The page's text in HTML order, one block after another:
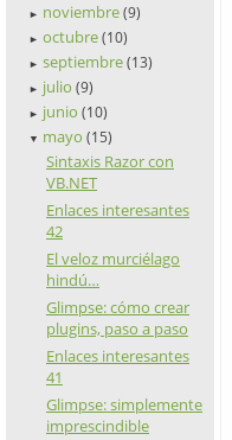
► noviembre (9)
► octubre (10)
► septiembre (13)
► julio (9)
► junio (10)
▼ mayo (15)
Sintaxis Razor con
VB.NET
Enlaces interesantes
42
El veloz murciélago
hindú…
Glimpse: cómo crear
plugins, paso a paso
Enlaces interesantes
41
Glimpse: simplemente
imprescindible